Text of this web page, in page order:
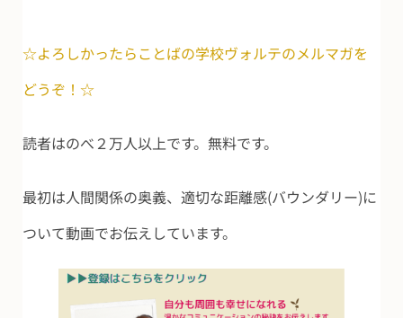
☆よろしかったらことばの学校ヴォルテのメルマガを
どうぞ！☆
読者はのべ２万人以上です。無料です。
最初は人間関係の奥義、適切な距離感(バウンダリー)に
ついて動画でお伝えしています。